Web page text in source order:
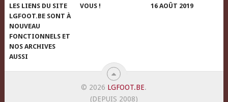
LES LIENS DU SITE
LGFOOT.BE SONT À
NOUVEAU
FONCTIONNELS ET
NOS ARCHIVES
AUSSI
VOUS !
16 AOÛT 2019
© 2026 LGFOOT.BE.
(DEPUIS 2008)